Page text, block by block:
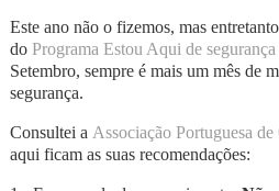
Este ano não o fizemos, mas
do Programa Estou Aqui de segurança
Setembro, sempre é mais um mês de
segurança.
Consultei a Associação Portuguesa
aqui ficam as suas recomendações: